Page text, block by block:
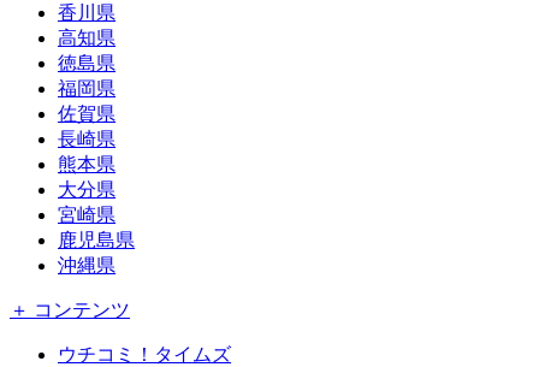
香川県
高知県
徳島県
福岡県
佐賀県
長崎県
熊本県
大分県
宮崎県
鹿児島県
沖縄県
＋ コンテンツ
ウチコミ！タイムズ